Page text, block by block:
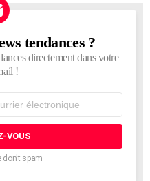
tendances ?
directement dans votre
!
don't spam